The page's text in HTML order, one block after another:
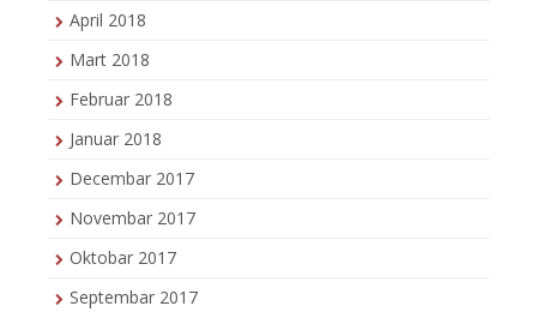
April 2018
Mart 2018
Februar 2018
Januar 2018
Decembar 2017
Novembar 2017
Oktobar 2017
Septembar 2017